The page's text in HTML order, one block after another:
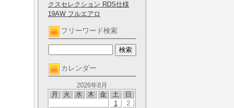
クスセレクション RDS仕様
19AW フルエアロ
フリーワード検索
カレンダー
2026年8月
月
火 水 木 金 土 日
1
2